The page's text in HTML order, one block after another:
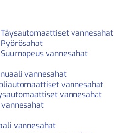
Täysautomaattiset vannesahat
Pyörösahat
Suurnopeus vannesahat
vannesahat
vannesahat
vannesahat
vannesahat
vannesahat